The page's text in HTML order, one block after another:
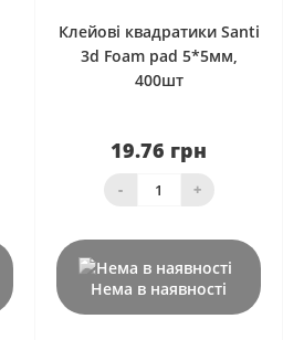
Клейові квадратики Santi
3d Foam pad 5*5мм,
400шт
19.76 грн
- +
Нема в наявності